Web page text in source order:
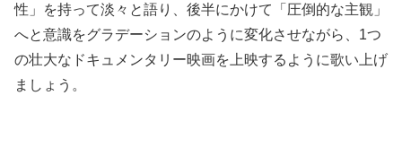
性」を持って淡々と語り、後半にかけて「圧倒的な主観」
へと意識をグラデーションのように変化させながら、1つ
の壮大なドキュメンタリー映画を上映するように歌い上げ
ましょう。